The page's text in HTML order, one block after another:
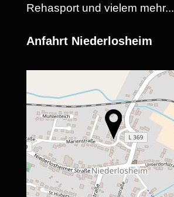
Rehasport und vielem mehr...
Anfahrt Niederlosheim